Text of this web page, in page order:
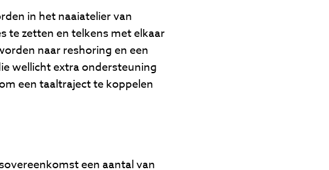
in het naaiatelier van
te zetten en telkens met elkaar
naar reshoring en een
wellicht extra ondersteuning
een taaltraject te koppelen
een aantal van